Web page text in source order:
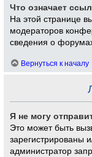
Что означает
На этой странице
модераторов
сведения о
Вернуться к началу
Я не могу
Это может быть
зарегистрированы
администратор